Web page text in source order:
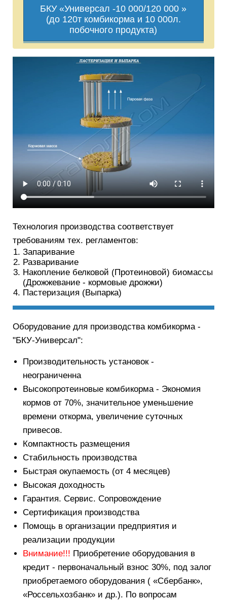
БКУ «Универсал -10 000/120 000 »
(до 120т комбикорма и 10 000л.
побочного продукта)
Технология производства соответствует
требованиям тех. регламентов:
Запаривание
Разваривание
Накопление белковой (Протеиновой) биомассы
(Дрожжевание - кормовые дрожжи)
Пастеризация (Выпарка)
Оборудование для производства комбикорма -
"БКУ-Универсал":
Производительность установок -
неограниченна
Высокопротеиновые комбикорма - Экономия
кормов от 70%, значительное уменьшение
времени откорма, увеличение суточных
привесов.
Компактность размещения
Стабильность производства
Быстрая окупаемость (от 4 месяцев)
Высокая доходность
Гарантия. Сервис. Сопровождение
Сертификация производства
Помощь в организации предприятия и
реализации продукции
Внимание!!! Приобретение оборудования в
кредит - первоначальный взнос 30%, под залог
приобретаемого оборудования ( «Сбербанк»,
«Россельхозбанк» и др.). По вопросам